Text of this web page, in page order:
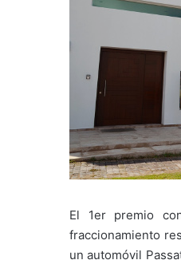
El 1er premio
fraccionamiento
un automóvil